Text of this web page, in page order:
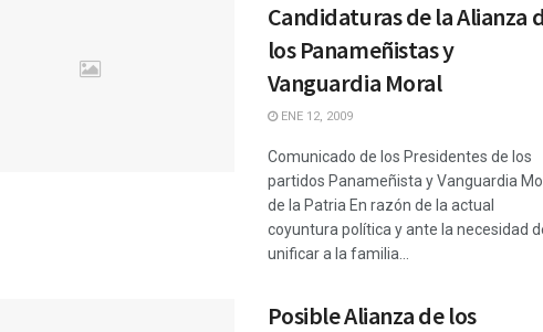
Candidaturas de la Alianza
los Panameñistas y
Vanguardia Moral
ENE 12, 2009
Comunicado de los Presidentes de los
partidos Panameñista y Vanguardia
de la Patria En razón de la actual
coyuntura política y ante la necesidad
unificar a la familia...
Posible Alianza de los